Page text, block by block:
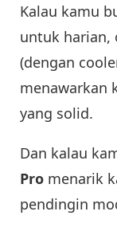
Kalau kamu
untuk harian,
(dengan
menawarkan
yang solid.
Dan kalau
Pro menarik
pendingin